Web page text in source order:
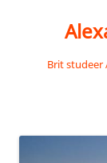
Brit studeer